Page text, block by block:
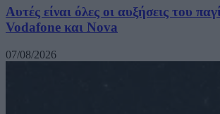
Αυτές είναι όλες οι αυξήσεις του
Vodafone και Nova
07/08/2026